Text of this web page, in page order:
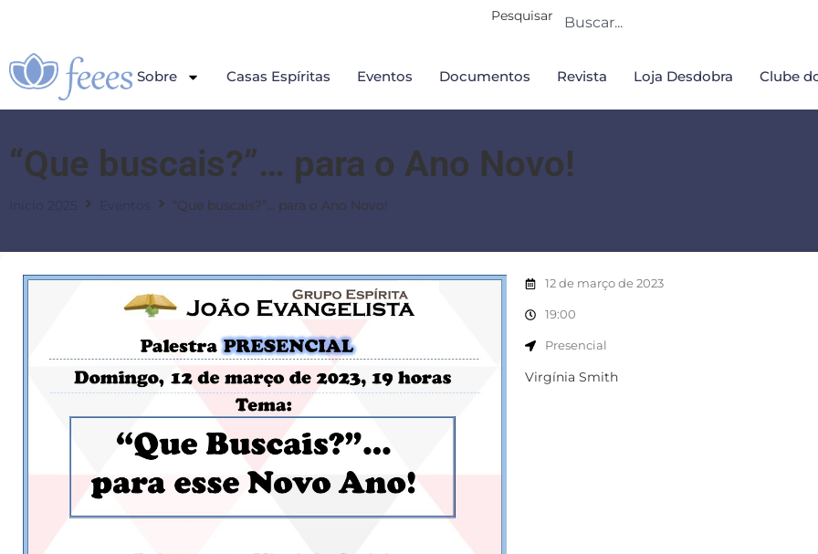
Pesquisar
Sobre Casas Espíritas Eventos Documentos Revista Loja Desdobra Clube
“Que buscais?”… para o Ano Novo!
“Que buscais?”… para o Ano Novo!
12 de março de 2023
19:00
Presencial
Virgínia Smith